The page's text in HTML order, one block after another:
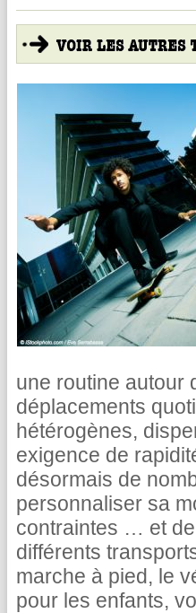
une routine autour
déplacements
hétérogènes,
exigence de
désormais de
personnaliser sa
contraintes … et
différents
marche à pied, le
pour les enfants,